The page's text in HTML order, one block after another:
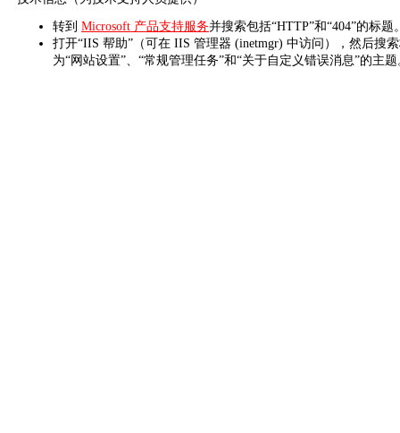
转到 Microsoft 产品支持服务并搜索包括“HTTP”和“404”的标题
打开“IIS 帮助”（可在 IIS 管理器 (inetmgr) 中访问），然后搜
为“网站设置”、“常规管理任务”和“关于自定义错误消息”的主题